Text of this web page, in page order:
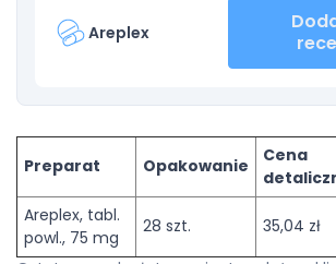
Areplex
Preparat Opakowanie
Cena
Areplex, tabl.
powl., 75 mg
28 szt. 35,04 zł